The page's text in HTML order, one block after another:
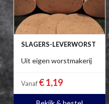
SLAGERS-LEVERWORST
Uit eigen worstmakerij
Vanaf € 1,19